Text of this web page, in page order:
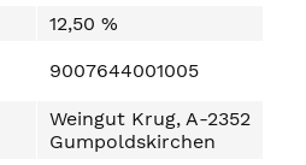
12,50 %
9007644001005
Weingut Krug, A-2352
Gumpoldskirchen